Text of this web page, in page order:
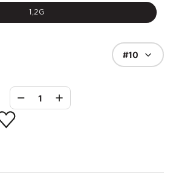
1,2G
#10
1